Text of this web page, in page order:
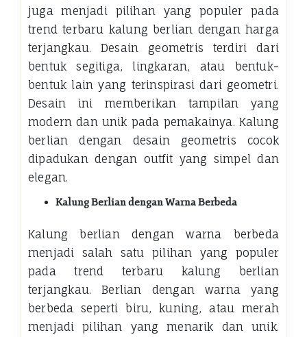
juga menjadi pilihan yang populer pada
trend terbaru kalung berlian dengan harga
terjangkau. Desain geometris terdiri dari
bentuk segitiga, lingkaran, atau bentuk-
bentuk lain yang terinspirasi dari geometri.
Desain ini memberikan tampilan yang
modern dan unik pada pemakainya. Kalung
berlian dengan desain geometris cocok
dipadukan dengan outfit yang simpel dan
elegan.
Kalung Berlian dengan Warna Berbeda
Kalung berlian dengan warna berbeda
menjadi salah satu pilihan yang populer
pada trend terbaru kalung berlian
terjangkau. Berlian dengan warna yang
berbeda seperti biru, kuning, atau merah
menjadi pilihan yang menarik dan unik.